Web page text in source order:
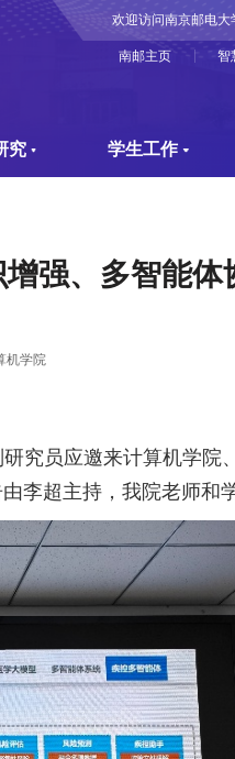
欢迎访问南京邮电大
南邮主页 智
究 学生工作
强、多智能体
机学院
究员应邀来计算机学院
李超主持，我院老师和